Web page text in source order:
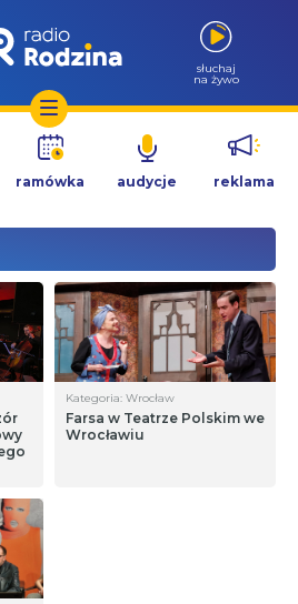
słuchaj
na żywo
ramówka audycje reklama
Kategoria: Wrocław
Farsa w Teatrze Polskim we
Wrocławiu